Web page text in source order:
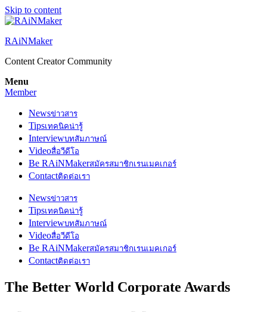
Skip to content
RAiNMaker
Content Creator Community
Menu
Member
Newsข่าวสาร
Tipsเทคนิคน่ารู้
Interviewบทสัมภาษณ์
Videoสื่อวีดีโอ
Be RAiNMakerสมัครสมาชิกเรนเมคเกอร์
Contactติดต่อเรา
Newsข่าวสาร
Tipsเทคนิคน่ารู้
Interviewบทสัมภาษณ์
Videoสื่อวีดีโอ
Be RAiNMakerสมัครสมาชิกเรนเมคเกอร์
Contactติดต่อเรา
The Better World Corporate Awards